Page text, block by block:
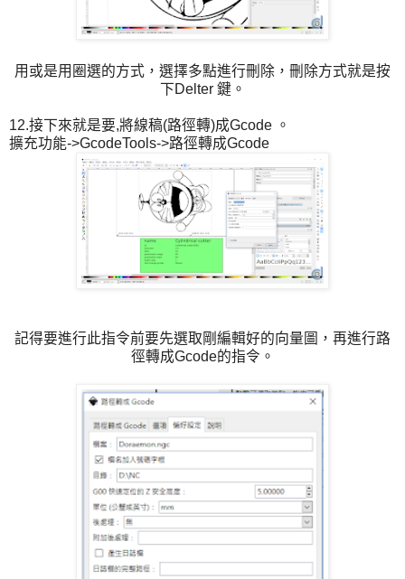
用或是用圈選的方式，選擇多點進行刪除，刪除方式就是按
下Delter 鍵。
12.接下來就是要,將線稿(路徑轉)成Gcode 。
擴充功能->GcodeTools->路徑轉成Gcode
記得要進行此指令前要先選取剛編輯好的向量圖，再進行路
徑轉成Gcode的指令。